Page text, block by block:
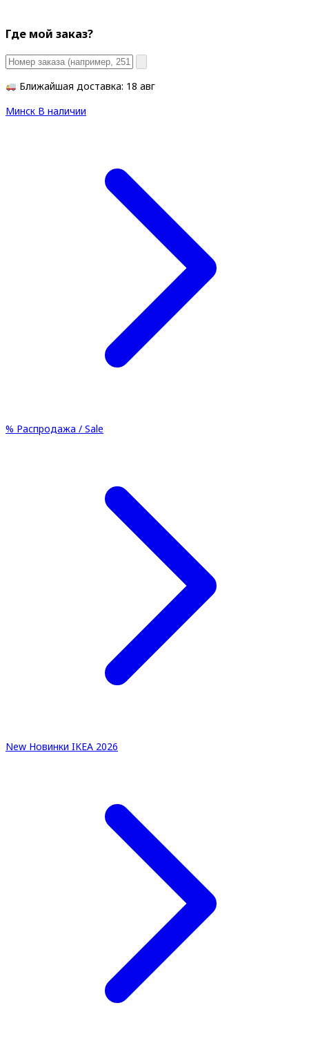
Где мой заказ?
Ближайшая доставка: 18 авг
Минск В наличии
% Распродажа / Sale
New Новинки IKEA 2026